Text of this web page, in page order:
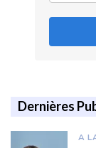
Dernières
A